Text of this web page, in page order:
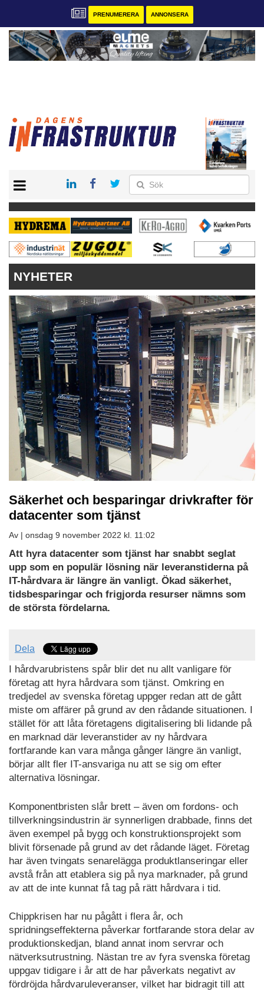
PRENUMERERA ANNONSERA
KONTAKT
VÅRA ANDRA MAGASIN
PRENUMERERA
ANNONSERA
NYHETER
Säkerhet och besparingar drivkrafter för
datacenter som tjänst
Av | onsdag 9 november 2022 kl. 11:02
Att hyra datacenter som tjänst har snabbt seglat
upp som en populär lösning när leveranstiderna på
IT-hårdvara är längre än vanligt. Ökad säkerhet,
tidsbesparingar och frigjorda resurser nämns som
de största fördelarna.
Dela
I hårdvarubristens spår blir det nu allt vanligare för
företag att hyra hårdvara som tjänst. Omkring en
tredjedel av svenska företag uppger redan att de gått
miste om affärer på grund av den rådande situationen. I
stället för att låta företagens digitalisering bli lidande på
en marknad där leveranstider av ny hårdvara
fortfarande kan vara många gånger längre än vanligt,
börjar allt fler IT-ansvariga nu att se sig om efter
alternativa lösningar.
Komponentbristen slår brett – även om fordons- och
tillverkningsindustrin är synnerligen drabbade, finns det
även exempel på bygg och konstruktionsprojekt som
blivit försenade på grund av det rådande läget. Företag
har även tvingats senarelägga produktlanseringar eller
avstå från att etablera sig på nya marknader, på grund
av att de inte kunnat få tag på rätt hårdvara i tid.
Chippkrisen har nu pågått i flera år, och
spridningseffekterna påverkar fortfarande stora delar av
produktionskedjan, bland annat inom servrar och
nätverksutrustning. Nästan tre av fyra svenska företag
uppgav tidigare i år att de har påverkats negativt av
fördröjda hårdvaruleveranser, vilket har bidragit till att